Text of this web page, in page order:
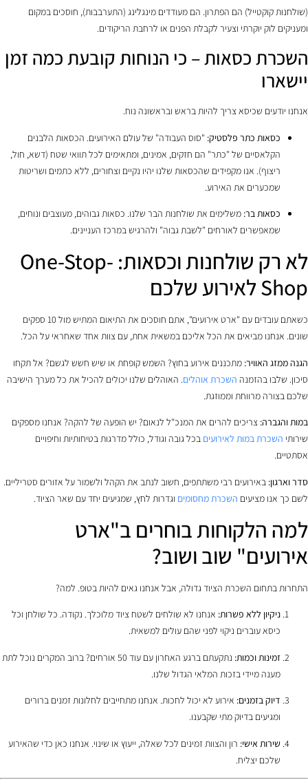
(שולחנות קוקטייל) הם הפתרון. הם מעודדים מינגלינג (התערבבות), חוסכים במקום
ומעניקים לוק יוקרתי וצעיר לקבלת הפנים או לרחבת הריקודים.
השכרת כסאות – כי הנוחות קובעת כמה זמן
יישארו
אנחנו יודעים שכיסא צריך להיות בראש ובראשונה נוח.
כסאות כתר פלסטיק: "סוס העבודה" של עולם האירועים. הכסאות הלבנים
הקלאסיים של "כתר" הם חזקים, אמינים, ומתאימים לכל תוואי שטח (דשא, חול,
ריצוף). אנו מקפידים שהכסאות שלנו יהיו נקיים וצחורים, ללא כתמים ושריטות
שמכערים את האירוע.
כסאות בר: משלימים את שולחנות הבר שלנו. כסאות גבוהים, מעוצבים ונוחים,
שמאפשרים לאורחים "לשבת גבוה" ולהרגיש במרכז העניינים.
לא רק שולחנות וכסאות: One-Stop-
Shop לאירוע שלכם
כשאתם עובדים עם "ארט אירועים", אתם חוסכים את התיאום המתיש מול 10 ספקים
שונים. אנחנו מביאים את הכל אליכם במשאית אחת, עם צוות אחד שאחראי על הכל.
הגנה ממזג האוויר: מתכננים אירוע בחוץ? השמש קופחת או שיש חשש לגשם? אל תקחו
סיכון. שלבו בהזמנה השכרת אוהלים. האוהלים שלנו יכולים להכיל את כל מערך הישיבה
שלכם בצורה מרווחת וממוזגת.
במות והגברה: צריכים להרים את המנכ"ל לנאום? יש הופעה של להקה? אנחנו מספקים
שירותי השכרת במות לאירועים בכל גובה וגודל, כולל מדרגות בטיחותיות וחיפויים
אסתטיים.
סדר וארגון: באירועים רבי משתתפים, חשוב לנתב את הקהל ולשמור על אזורים סטריליים.
לשם כך אנו מציעים השכרת מחסומים וגדרות לחץ, שמגיעים יחד עם שאר הציוד.
למה הלקוחות בוחרים ב"ארט
אירועים" שוב ושוב?
התחרות בתחום השכרת הציוד גדולה, אבל אנחנו גאים להיות בטופ. למה?
ניקיון ללא פשרות: אנחנו לא שולחים לשטח ציוד מלוכלך. נקודה. כל שולחן וכל
כיסא עוברים ניקוי לפני שהם עולים למשאית.
זמינות וכמות:
נתקעתם ברגע האחרון עם עוד 50 אורחים? ברוב המקרים נוכל לתת
מענה מיידי בזכות המלאי הגדול שלנו.
דיוק בזמנים: אירוע לא יכול לחכות. אנחנו מתחייבים לחלונות זמנים ברורים
ומגיעים בדיוק מתי שקבענו.
שירות אישי: רון והצוות זמינים לכל שאלה, ייעוץ או שינוי. אנחנו כאן כדי שהאירוע
שלכם יצליח.